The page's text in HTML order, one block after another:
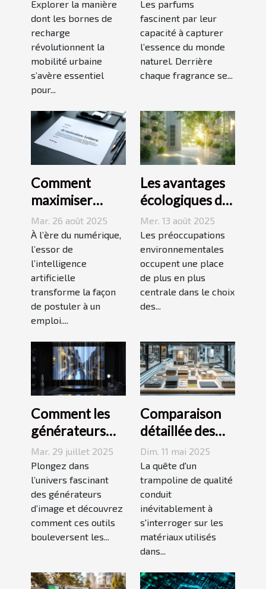
elles la mobilité
urbaine ?
Explorer la manière
dont les bornes de
recharge
révolutionnent la
mobilité urbaine
s’avère essentiel
pour...
naturels ?
Les parfums
fascinent par leur
capacité à capturer
l’essence du monde
naturel. Derrière
chaque fragrance se...
Comment
maximiser
l'efficacité
d'une lettre de
motivation
écrite par une
IA ?
Mar. 26 août 2025
À l’ère du numérique,
l’essor de
l’intelligence
artificielle
transforme la façon
de postuler à un
emploi....
Les avantages
écologiques des
systèmes de
climatisation
modernes
Mer. 13 août 2025
Les préoccupations
environnementales
occupent une place
de plus en plus
centrale dans le choix
des...
Comment les
générateurs
d'image
transforment-
ils le domaine
de la création
numérique ?
Mar. 29 juillet 2025
Plongez dans
l’univers fascinant
des générateurs
d’image et découvrez
comment ces outils
bouleversent les...
Comparaison
détaillée des
matériaux
utilisés pour les
trampolines
Dim. 11 mai 2025
La quête d'un
trampoline de qualité
conduit
inévitablement à
s'interroger sur les
matériaux utilisés
dans...